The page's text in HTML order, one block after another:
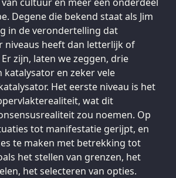
Degene die bekend staat als Jim
in de verondertelling dat
niveaus heeft dan letterlijk of
zijn, laten we zeggen, drie
katalysator en zeker vele
Het eerste niveau is het
wat dit
zou noemen. Op
tot manifestatie gerijpt, en
te maken met betrekking tot
het stellen van grenzen, het
het selecteren van opties.